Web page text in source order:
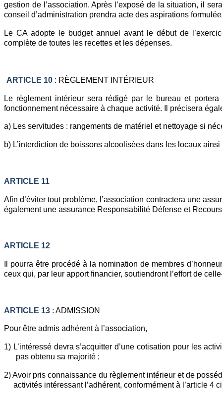
gestion de l’association. Après l’exposé de la situation, il
conseil d’administration prendra acte des aspirations
Le CA adopte le budget annuel avant le début de
complète de toutes les recettes et les dépenses.
ARTICLE 10 : RÈGLEMENT INTÉRIEUR
Le règlement intérieur sera rédigé par le bureau et
fonctionnement nécessaire à chaque activité. Il précisera
a) Les servitudes : rangements de matériel et nettoyage si
b) L’interdiction de boissons alcoolisées dans les locaux
ARTICLE 11
Afin d’éviter tout problème, l’association contractera une
également une assurance Responsabilité Défense et
ARTICLE 12
Il pourra être procédé à la nomination de membres
ceux qui, par leur apport financier, soutiendront l’effort de
ARTICLE 13 : ADMISSION
Pour être admis adhérent à l’association,
1) L’intéressé devra s’acquitter d’une cotisation pour les
pas obtenu sa majorité ;
2) Avoir pris connaissance du règlement intérieur et de
activités intéressant l’adhérent, conformément à l’article 4